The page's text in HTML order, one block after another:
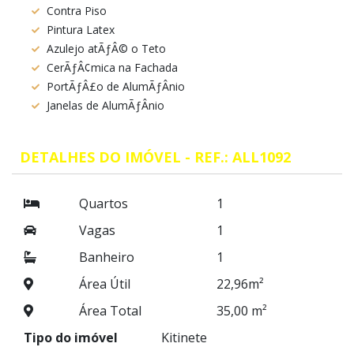
Contra Piso
Pintura Latex
Azulejo atÃƒÂ© o Teto
CerÃƒÂ¢mica na Fachada
PortÃƒÂ£o de AlumÃƒÂ­nio
Janelas de AlumÃƒÂ­nio
DETALHES DO IMÓVEL - REF.: ALL1092
Quartos
1
Vagas
1
Banheiro
1
Área Útil
22,96m²
Área Total
35,00 m²
Tipo do imóvel
Kitinete